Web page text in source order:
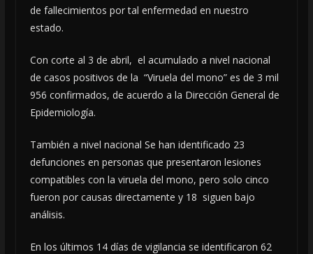
de fallecimientos por tal enfermedad en nuestro
estado.
Con corte al 3 de abril, el acumulado a nivel nacional
de casos positivos de la “Viruela del mono” es de 3 mil
956 confirmados, de acuerdo a la Dirección General de
Epidemiología.
También a nivel nacional Se han identificado 23
defunciones en personas que presentaron lesiones
compatibles con la viruela del mono, pero solo cinco
fueron por causas directamente y 18 siguen bajo
análisis.
En los últimos 14 días de vigilancia se identificaron 62